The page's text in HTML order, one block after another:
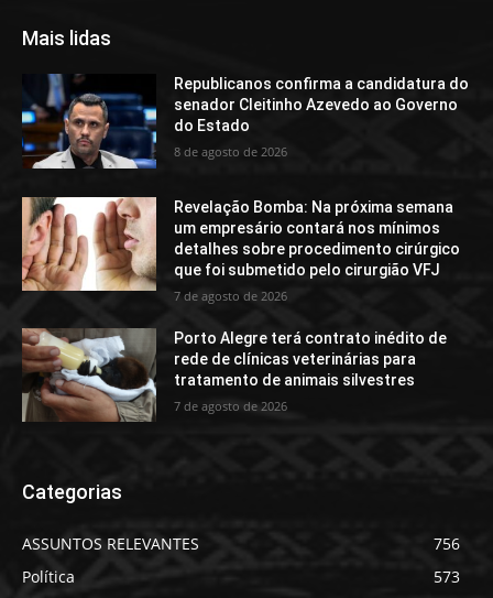
Mais lidas
Republicanos confirma a candidatura do
senador Cleitinho Azevedo ao Governo
do Estado
8 de agosto de 2026
Revelação Bomba: Na próxima semana
um empresário contará nos mínimos
detalhes sobre procedimento cirúrgico
que foi submetido pelo cirurgião VFJ
7 de agosto de 2026
Porto Alegre terá contrato inédito de
rede de clínicas veterinárias para
tratamento de animais silvestres
7 de agosto de 2026
Categorias
ASSUNTOS RELEVANTES
756
Política
573